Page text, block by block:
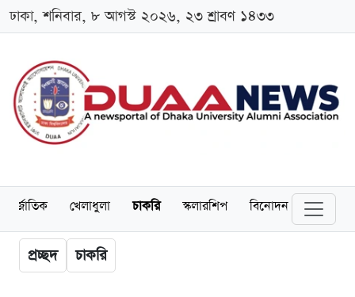
ঢাকা, শনিবার, ৮ আগস্ট ২০২৬, ২৩ শ্রাবণ ১৪৩৩
খেলাধুলা চাকরি স্কলারশিপ বিনোদন ভিডিও
প্রচ্ছদ চাকরি